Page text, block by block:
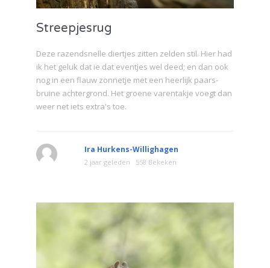
Streepjesrug
Deze razendsnelle diertjes zitten zelden stil. Hier had
ik het geluk dat ie dat eventjes wel deed; en dan ook
nog in een flauw zonnetje met een heerlijk paars-
bruine achtergrond. Het groene varentakje voegt dan
weer net iets extra's toe.
Ira Hurkens-Willighagen
2 jaar geleden 558 Bekeken